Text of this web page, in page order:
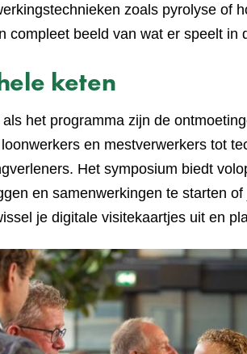
zoals pyrolyse of
compleet beeld van wat er speelt in
keten
het programma zijn de
en mestverwerkers tot
Het symposium biedt
en samenwerkingen te starten
je digitale visitekaartjes uit en